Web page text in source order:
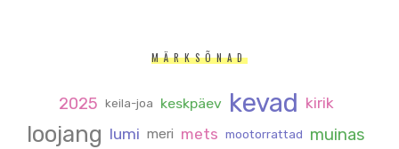
MÄRKSÕNAD
2025 keila-joa keskpäev kevad kirik
loojang lumi meri mets mootorrattad muinas